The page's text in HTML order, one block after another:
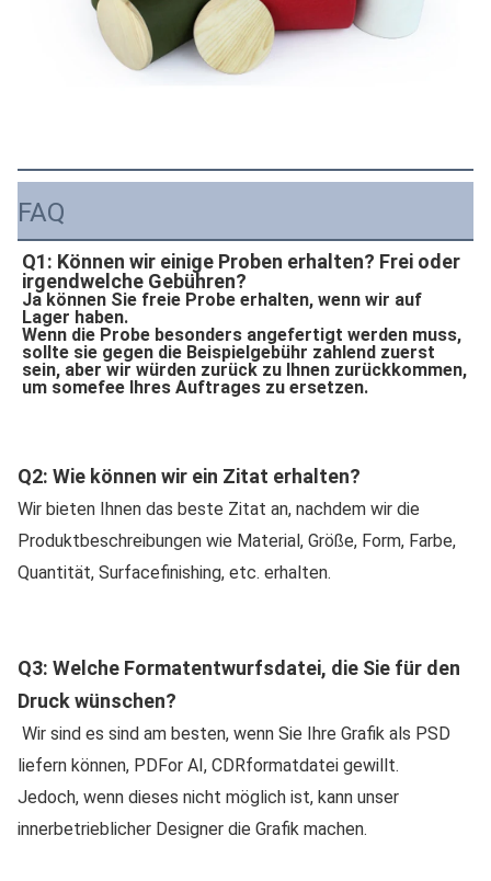
FAQ
Q1: Können wir einige Proben erhalten? Frei oder
irgendwelche Gebühren?
Ja können Sie freie Probe erhalten, wenn wir auf
Lager haben.
Wenn die Probe besonders angefertigt werden muss,
sollte sie gegen die Beispielgebühr zahlend zuerst
sein, aber wir würden zurück zu Ihnen zurückkommen,
um somefee Ihres Auftrages zu ersetzen.
Q2: Wie können wir ein Zitat erhalten?
Wir bieten Ihnen das beste Zitat an, nachdem wir die
Produktbeschreibungen wie Material, Größe, Form, Farbe,
Quantität, Surfacefinishing, etc. erhalten.
Q3: Welche Formatentwurfsdatei, die Sie für den
Druck wünschen?
Wir sind es sind am besten, wenn Sie Ihre Grafik als PSD
liefern können, PDFor AI, CDRformatdatei gewillt.
Jedoch, wenn dieses nicht möglich ist, kann unser
innerbetrieblicher Designer die Grafik machen.